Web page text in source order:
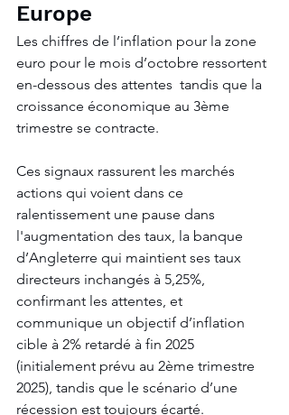
Europe
Les chiffres de l’inflation pour la zone
euro pour le mois d’octobre ressortent
en-dessous des attentes  tandis que la
croissance économique au 3ème
trimestre se contracte.
Ces signaux rassurent les marchés
actions qui voient dans ce
ralentissement une pause dans
l'augmentation des taux, la banque
d’Angleterre qui maintient ses taux
directeurs inchangés à 5,25%,
confirmant les attentes, et
communique un objectif d’inflation
cible à 2% retardé à fin 2025
(initialement prévu au 2ème trimestre
2025), tandis que le scénario d’une
récession est toujours écarté.